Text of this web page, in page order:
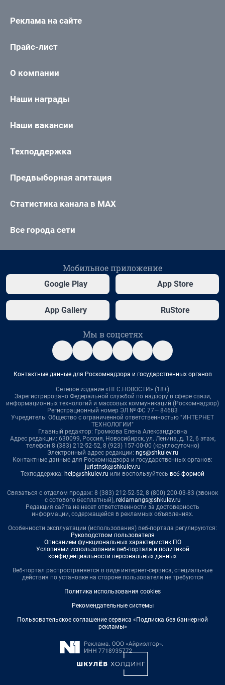
Реклама на сайте
Прайс-лист
О компании
Наши награды
Наши вакансии
Техподдержка
Предвыборная агитация
Статистика канала в MAX
Все города сети
Мобильное приложение
Google Play App Store
App Gallery RuStore
Мы в соцсетях
Контактные данные для Роскомнадзора и государственных органов
Сетевое издание «НГС.НОВОСТИ» (18+)
Зарегистрировано Федеральной службой по надзору в сфере связи,
информационных технологий и массовых коммуникаций (Роскомнадзор)
Регистрационный номер ЭЛ № ФС 77— 84683
Учредитель: Общество с ограниченной ответственностью "ИНТЕРНЕТ
ТЕХНОЛОГИИ"
Главный редактор: Громкова Елена Александровна
Адрес редакции: 630099, Россия, Новосибирск, ул. Ленина, д. 12, 6 этаж,
телефон 8 (383) 212-52-52, 8 (923) 157-00-00 (круглосуточно)
Электронный адрес редакции: ngs@shkulev.ru
Контактные данные для Роскомнадзора и государственных органов:
juristnsk@shkulev.ru
Техподдержка: help@shkulev.ru или воспользуйтесь веб-формой
Связаться с отделом продаж: 8 (383) 212-52-52, 8 (800) 200-03-83 (звонок
с сотового бесплатный), reklamangs@shkulev.ru
Редакция сайта не несет ответственности за достоверность
информации, содержащейся в рекламных объявлениях.
Особенности эксплуатации (использования) веб-портала регулируются:
Руководством пользователя
Описанием функциональных характеристик ПО
Условиями использования веб-портала и политикой
конфиденциальности персональных данных
Веб-портал распространяется в виде интернет-сервиса, специальные
действия по установке на стороне пользователя не требуются
Политика использования cookies
Рекомендательные системы
Пользовательское соглашение сервиса «Подписка без баннерной
рекламы»